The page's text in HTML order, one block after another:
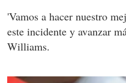
'Vamos a hacer nuestro
este incidente y avanzar
Williams.